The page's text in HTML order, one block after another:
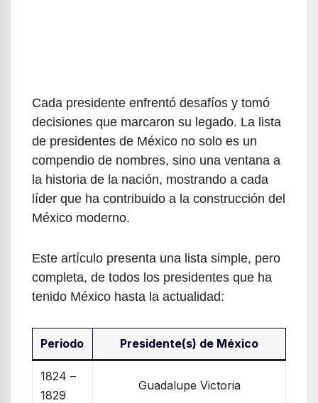
Cada presidente enfrentó desafíos y tomó
decisiones que marcaron su legado. La lista
de presidentes de México no solo es un
compendio de nombres, sino una ventana a
la historia de la nación, mostrando a cada
líder que ha contribuido a la construcción del
México moderno.
Este artículo presenta una lista simple, pero
completa, de todos los presidentes que ha
tenido México hasta la actualidad:
Periodo Presidente(s) de México
1824 –
1829
Guadalupe Victoria